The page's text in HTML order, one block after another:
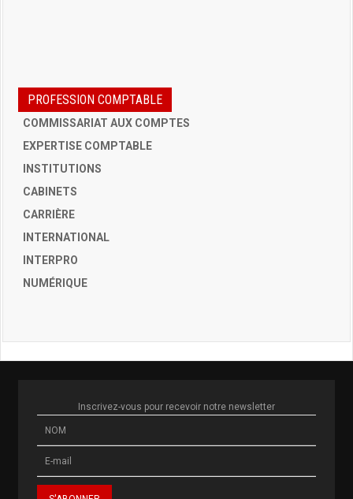
PROFESSION COMPTABLE
COMMISSARIAT AUX COMPTES
EXPERTISE COMPTABLE
INSTITUTIONS
CABINETS
CARRIÈRE
INTERNATIONAL
INTERPRO
NUMÉRIQUE
Inscrivez-vous pour recevoir notre newsletter